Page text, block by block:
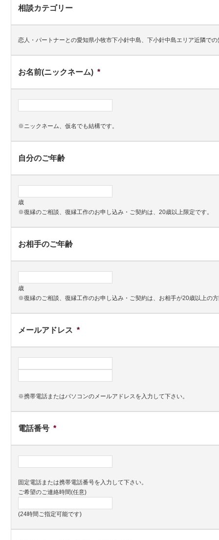
相談カテゴリー
恋人・パートナーとの愛知県小牧市下小針中島、下小針中島エリア近隣で
お名前(ニックネーム) *
※ニックネーム、仮名でも結構です。
自分のご年齢
歳
※復縁のご相談、復縁工作のお申し込み・ご契約は、20歳以上限定です。
お相手のご年齢
歳
※復縁のご相談、復縁工作のお申し込み・ご契約は、お相手が20歳以上の
メールアドレス *
※携帯電話またはパソコンのメールアドレスを入力して下さい。
電話番号 *
固定電話または携帯電話番号を入力して下さい。
ご希望のご連絡時間(任意)
(24時間ご指定可能です)